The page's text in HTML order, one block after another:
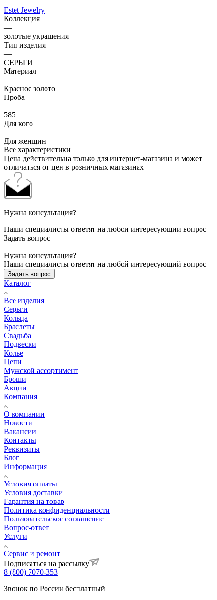
Estet Jewelry
Коллекция
—
золотые украшения
Тип изделия
—
СЕРЬГИ
Материал
—
Красное золото
Проба
—
585
Для кого
—
Для женщин
Все характеристики
Цена действительна только для интернет-магазина и может
отличаться от цен в розничных магазинах
Нужна консультация?
Наши специалисты ответят на любой интересующий вопрос
Задать вопрос
Нужна консультация?
Наши специалисты ответят на любой интересующий вопрос
Задать вопрос
Каталог
Все изделия
Серьги
Кольца
Браслеты
Свадьба
Подвески
Колье
Цепи
Мужской ассортимент
Броши
Акции
Компания
О компании
Новости
Вакансии
Контакты
Реквизиты
Блог
Информация
Условия оплаты
Условия доставки
Гарантия на товар
Политика конфиденциальности
Пользовательское соглашение
Вопрос-ответ
Услуги
Сервис и ремонт
Подписаться на рассылку
8 (800) 7070-353
Звонок по России бесплатный